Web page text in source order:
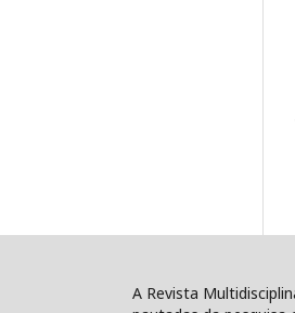
A Revista